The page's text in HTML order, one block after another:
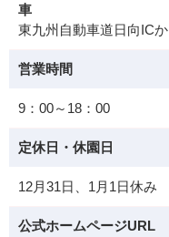
車
東九州自動車道日向IC
営業時間
9：00～18：00
定休日・休園日
12月31日、1月1日休み
公式ホームページURL